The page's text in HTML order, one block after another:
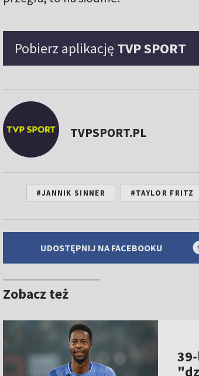
Pobierz aplikację TVP SPORT
TVPSPORT.PL
#JANNIK SINNER #TAYLOR FRITZ
UDOSTĘPNIJ NA FACEBOOKU
Zobacz też